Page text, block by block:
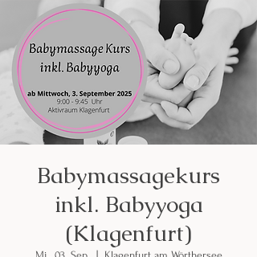
Babymassagekurs
inkl. Babyyoga
(Klagenfurt)